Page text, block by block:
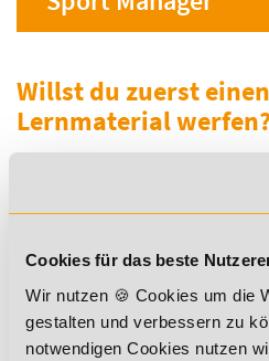
Cookies für das beste
Wir nutzen 🍪 Cookies um die
gestalten und verbessern zu
notwendigen Cookies nutzen
Willst du zuerst
Lernmaterial
Du hast Fragen?
Studienbetreuung
Rat und Tat zur Seite!